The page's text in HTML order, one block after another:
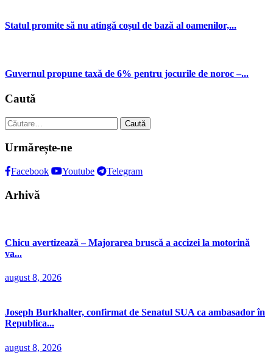
Statul promite să nu atingă coșul de bază al oamenilor,...
Guvernul propune taxă de 6% pentru jocurile de noroc –...
Caută
Caută
după:
Urmărește-ne
Facebook Youtube Telegram
Arhivă
Chicu avertizează – Majorarea bruscă a accizei la motorină
va...
august 8, 2026
Joseph Burkhalter, confirmat de Senatul SUA ca ambasador în
Republica...
august 8, 2026